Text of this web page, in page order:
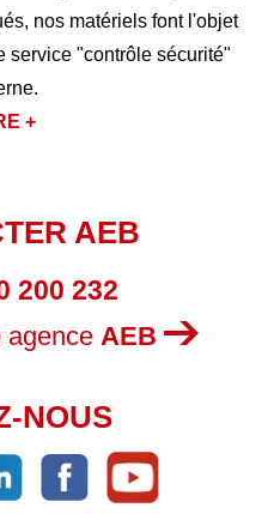
nos matériels font l'objet
service "contrôle sécurité"
+
AEB
200 232
agence AEB
NOUS